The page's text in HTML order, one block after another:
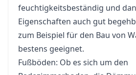
feuchtigkeitsbeständig und
Eigenschaften auch gut
zum Beispiel für den Bau von
bestens geeignet.
Fußböden: Ob es sich um den